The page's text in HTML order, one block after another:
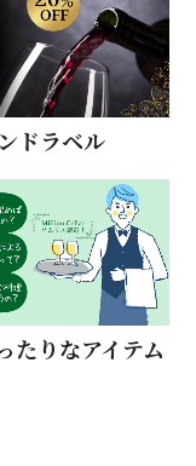
ドラベル
たりなアイテム